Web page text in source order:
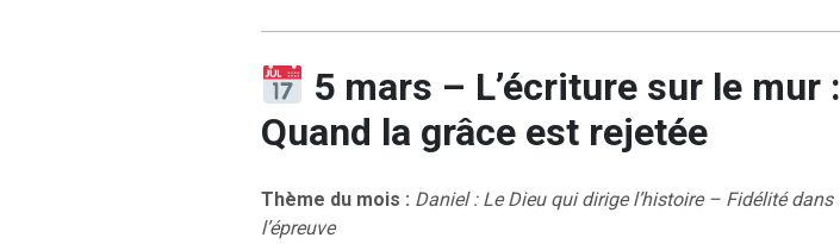
5 mars – L’écriture sur le mur :
Quand la grâce est rejetée
Thème du mois : Daniel : Le Dieu qui dirige l’histoire – Fidélité dans
l’épreuve